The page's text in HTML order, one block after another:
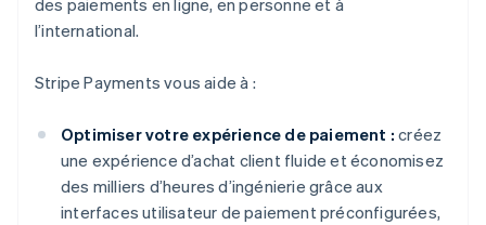
des paiements en ligne, en personne et à
l’international.
Stripe Payments vous aide à :
Optimiser votre expérience de paiement : créez
une expérience d’achat client fluide et économisez
des milliers d’heures d’ingénierie grâce aux
interfaces utilisateur de paiement préconfigurées,